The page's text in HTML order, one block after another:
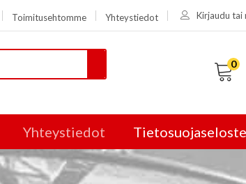
Toimitusehtomme Yhteystiedot Kirjaudu
0
Yhteystiedot Tietosuojaseloste